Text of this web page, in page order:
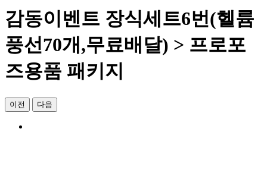
감동이벤트 장식세트6번(헬륨
풍선70개,무료배달) > 프로포
즈용품 패키지
이전 다음